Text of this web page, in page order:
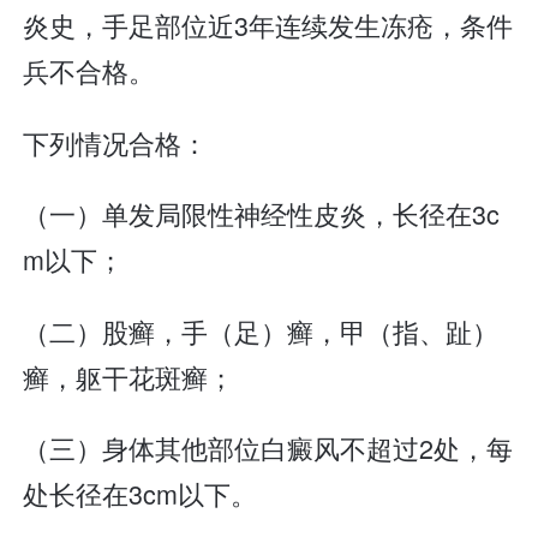
炎史，手足部位近3年连续发生冻疮，条件
兵不合格。
下列情况合格：
（一）单发局限性神经性皮炎，长径在3c
m以下；
（二）股癣，手（足）癣，甲（指、趾）
癣，躯干花斑癣；
（三）身体其他部位白癜风不超过2处，每
处长径在3cm以下。